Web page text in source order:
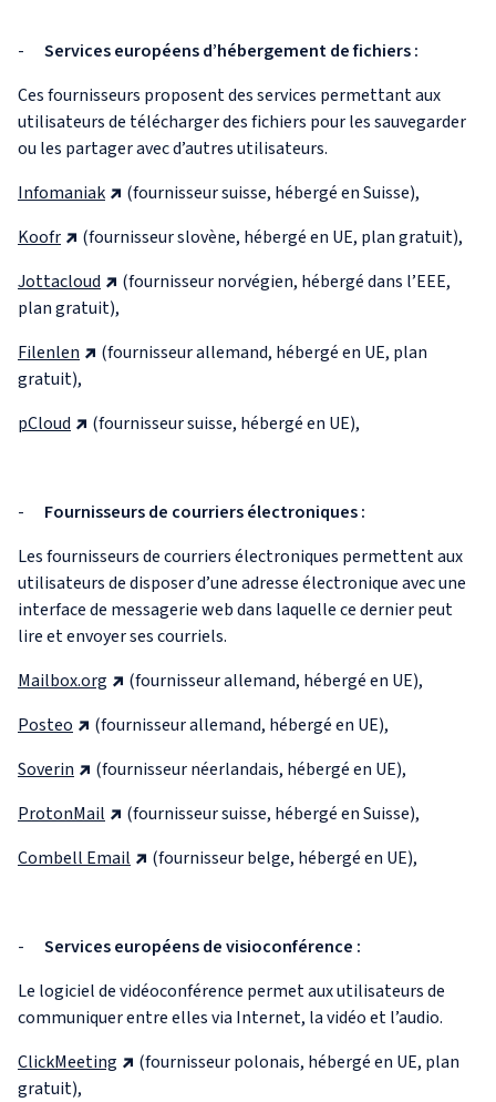
- Services européens d’hébergement de fichiers :
Ces fournisseurs proposent des services permettant aux
utilisateurs de télécharger des fichiers pour les sauvegarder
ou les partager avec d’autres utilisateurs.
Infomaniak
(fournisseur suisse, hébergé en Suisse),
Koofr
(fournisseur slovène, hébergé en UE, plan gratuit),
Jottacloud
(fournisseur norvégien, hébergé dans l’EEE,
plan gratuit),
Filenlen
(fournisseur allemand, hébergé en UE, plan
gratuit),
pCloud
(fournisseur suisse, hébergé en UE),
- Fournisseurs de courriers électroniques :
Les fournisseurs de courriers électroniques permettent aux
utilisateurs de disposer d’une adresse électronique avec une
interface de messagerie web dans laquelle ce dernier peut
lire et envoyer ses courriels.
Mailbox.org
(fournisseur allemand, hébergé en UE),
Posteo
(fournisseur allemand, hébergé en UE),
Soverin
(fournisseur néerlandais, hébergé en UE),
ProtonMail
(fournisseur suisse, hébergé en Suisse),
Combell Email
(fournisseur belge, hébergé en UE),
- Services européens de visioconférence :
Le logiciel de vidéoconférence permet aux utilisateurs de
communiquer entre elles via Internet, la vidéo et l’audio.
ClickMeeting
(fournisseur polonais, hébergé en UE, plan
gratuit),